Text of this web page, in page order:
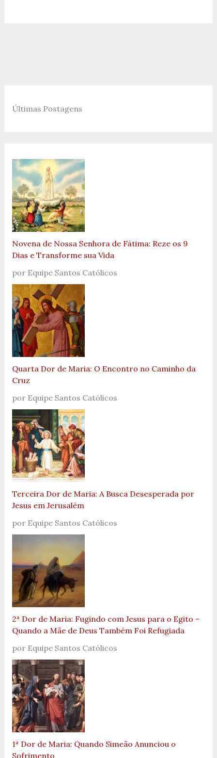
Últimas Postagens
Novena de Nossa Senhora de Fátima: Reze os 9
Dias e Transforme sua Vida
por Equipe Santos Católicos
Quarta Dor de Maria: O Encontro no Caminho da
Cruz
por Equipe Santos Católicos
Terceira Dor de Maria: A Busca Desesperada por
Jesus em Jerusalém
por Equipe Santos Católicos
2ª Dor de Maria: Fugindo com Jesus para o Egito –
Quando a Mãe de Deus Também Foi Refugiada
por Equipe Santos Católicos
1ª Dor de Maria: Quando Simeão Anunciou o
Sofrimento